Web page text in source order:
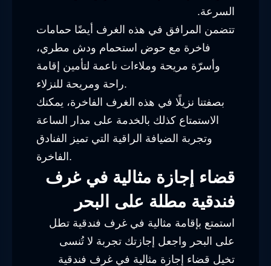
السرعة.
تتضمن المرافق في هذه الغرف أيضًا حمامات
فاخرة مع حوض استحمام ودش مطري،
وأسرّة مريحة وملاءات ناعمة لتأمين إقامة
راحة ومريحة للنزلاء.
بصفتنا نزيلًا في هذه الغرف الفاخرة، يمكنك
الاستمتاع كذلك بالخدمة على مدار الساعة
وتجربة الضيافة الراقية التي تميز الفنادق
الفاخرة.
قضاء إجازة مثالية في غرف
فندقية مطلة على البحر
استمتع بإقامة مثالية في غرف فندقية تطل
على البحر واجعل إجازتك تجربة لا تُنسى
تخيل قضاء إجازة مثالية في غرف فندقية